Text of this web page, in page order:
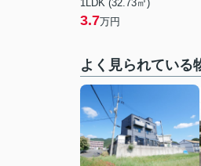
1LDK (32.73㎡)
3.7万円
よく見られている